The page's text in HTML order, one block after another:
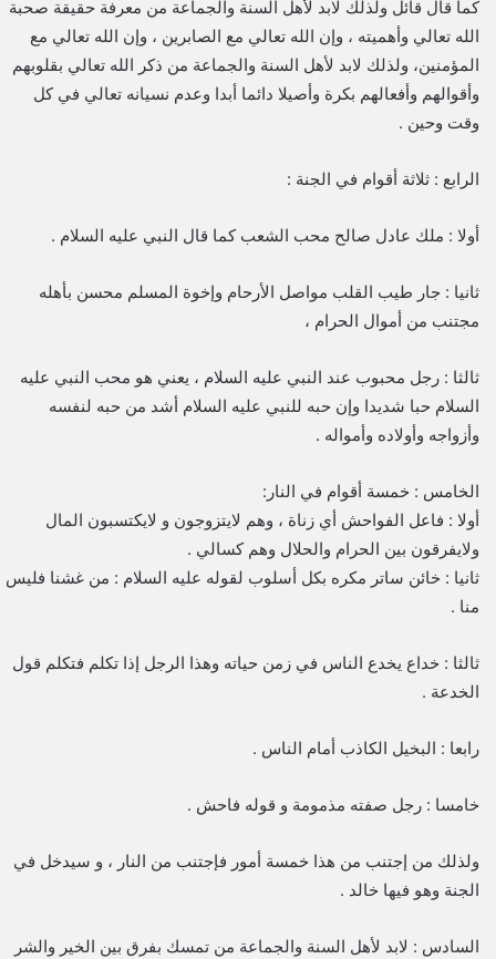
كما قال قائل ولذلك لابد لأهل السنة والجماعة من معرفة حقيقة صحبة
الله تعالي وأهميته ، وإن الله تعالي مع الصابرين ، وإن الله تعالي مع
المؤمنين، ولذلك لابد لأهل السنة والجماعة من ذكر الله تعالي بقلوبهم
وأقوالهم وأفعالهم بكرة وأصيلا دائما أبدا وعدم نسيانه تعالي في كل
وقت وحين .
الرابع : ثلاثة أقوام في الجنة :
أولا : ملك عادل صالح محب الشعب كما قال النبي عليه السلام .
ثانيا : جار طيب القلب مواصل الأرحام وإخوة المسلم محسن بأهله
مجتنب من أموال الحرام ،
ثالثا : رجل محبوب عند النبي عليه السلام ، يعني هو محب النبي عليه
السلام حبا شديدا وإن حبه للنبي عليه السلام أشد من حبه لنفسه
وأزواجه وأولاده وأمواله .
الخامس : خمسة أقوام في النار:
أولا : فاعل الفواحش أي زناة ، وهم لايتزوجون و لايكتسبون المال
ولايفرقون بين الحرام والحلال وهم كسالي .
ثانيا : خائن ساتر مكره بكل أسلوب لقوله عليه السلام : من غشنا فليس
منا .
ثالثا : خداع يخدع الناس في زمن حياته وهذا الرجل إذا تكلم فتكلم قول
الخدعة .
رابعا : البخيل الكاذب أمام الناس .
خامسا : رجل صفته مذمومة و قوله فاحش .
ولذلك من إجتنب من هذا خمسة أمور فإجتنب من النار ، و سيدخل في
الجنة وهو فيها خالد .
السادس : لابد لأهل السنة والجماعة من تمسك بفرق بين الخير والشر